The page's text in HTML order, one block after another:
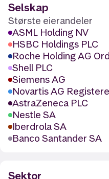
Selskap
Største eierandeler
ASML Holding NV
HSBC Holdings PLC
Roche Holding AG
Shell PLC
Siemens AG
Novartis AG
AstraZeneca PLC
Nestle SA
Iberdrola SA
Banco Santander SA
Sektor